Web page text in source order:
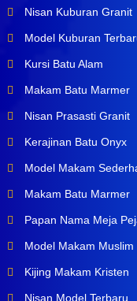
Nisan Kuburan Granit
Model Kuburan
Kursi Batu Alam
Makam Batu Marmer
Nisan Prasasti Granit
Kerajinan Batu Onyx
Model Makam
Makam Batu Marmer
Papan Nama Meja
Model Makam Muslim
Kijing Makam Kristen
Nisan Model Terbaru